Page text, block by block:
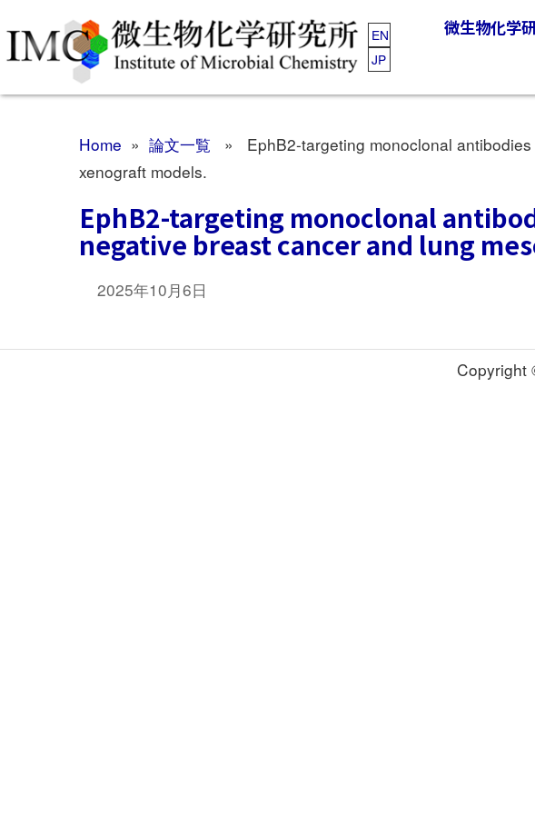
EN
JP
微生物化学
Home » 論文一覧 » EphB2-targeting monoclonal antibodies
xenograft models.
EphB2-targeting monoclonal
negative breast cancer and lung
2025年10月6日
Copyright